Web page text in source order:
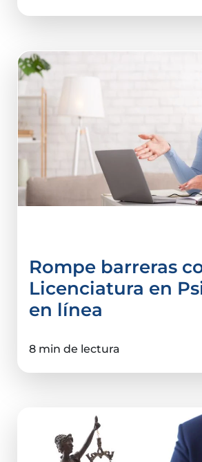
Rompe barreras
Licenciatura en
en línea
8 min de lectura